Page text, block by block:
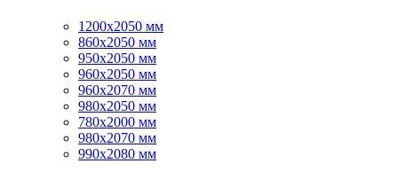
1200х2050 мм
860х2050 мм
950х2050 мм
960х2050 мм
960х2070 мм
980х2050 мм
780х2000 мм
980х2070 мм
990х2080 мм